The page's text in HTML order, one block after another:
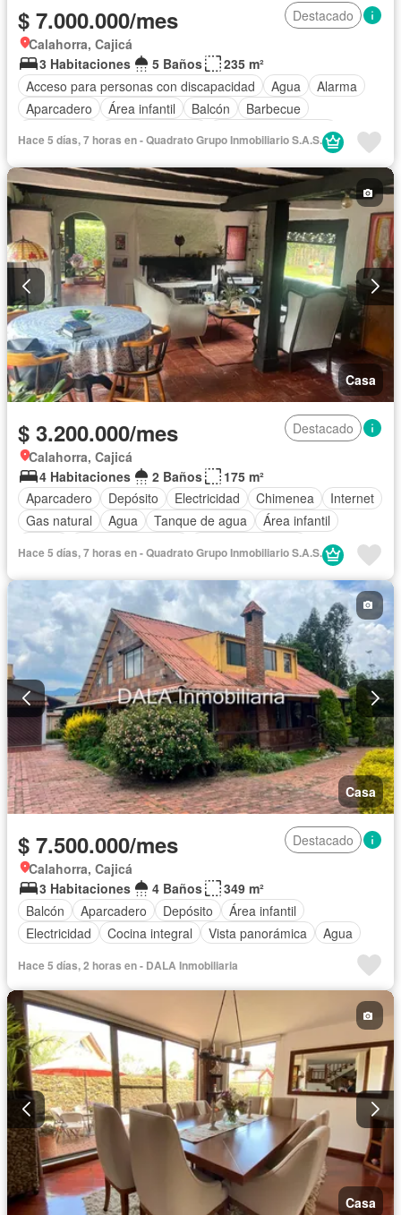
$ 7.000.000/mes
Destacado
Calahorra, Cajicá
3 Habitaciones
5 Baños
235 m²
Acceso para personas con discapacidad
Agua
Alarma
Aparcadero
Área infantil Balcón
Barbecue
Caseta de vigilancia
Cocina integral
Cuarto de servicio
Depósito Electricidad
Estudio
Gas natural
Gimnasio Internet Jardín
Patio
Vigilante
Seguridad privada Tanque de agua
Wifi
Permite mascotas
Permite niños Solo familias
Hace 5 días, 7 horas en - Quadrato Grupo Inmobiliario S.A.S.
Casa
$ 3.200.000/mes
Destacado
Calahorra, Cajicá
4 Habitaciones
2 Baños
175 m²
Aparcadero
Depósito Electricidad Chimenea
Internet
Gas natural
Agua Tanque de agua
Área infantil
Hace 5 días, 7 horas en - Quadrato Grupo Inmobiliario S.A.S.
Casa
$ 7.500.000/mes
Destacado
Calahorra, Cajicá
3 Habitaciones
4 Baños
349 m²
Balcón
Aparcadero Depósito
Área infantil
Electricidad
Cocina integral Vista panorámica Agua
Hace 5 días, 2 horas en - DALA Inmobiliaria
Casa